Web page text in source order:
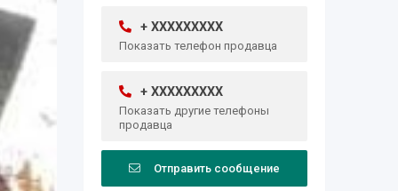
+ XXXXXXXXX
Показать телефон продавца
+ XXXXXXXXX
Показать другие телефоны
продавца
Отправить сообщение